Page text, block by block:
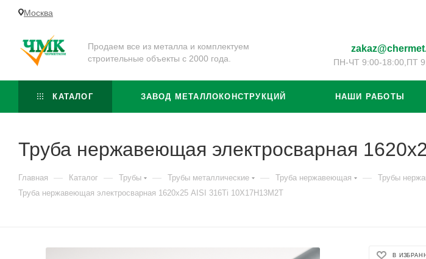
Москва
Продаем все из металла и комплектуем
строительные объекты с 2000 года.
ПН-ЧТ 9:00-18:00, ПТ
КАТАЛОГ ЗАВОД МЕТАЛЛОКОНСТРУКЦИЙ НАШИ РАБОТЫ
Труба нержавеющая электросварная
Главная — Каталог — Трубы — Трубы металлические — Труба нержавеющая — Трубы
Труба нержавеющая электросварная 1620х25 AISI 316Ti 10Х17Н13М2Т
В